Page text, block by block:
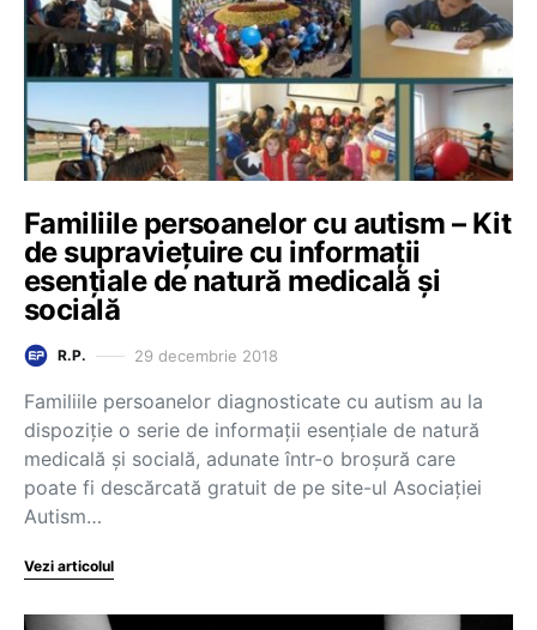
Familiile persoanelor cu autism – Kit
de supraviețuire cu informații
esențiale de natură medicală și
socială
R.P. 29 decembrie 2018
Familiile persoanelor diagnosticate cu autism au la
dispoziție o serie de informații esențiale de natură
medicală și socială, adunate într-o broșură care
poate fi descărcată gratuit de pe site-ul Asociației
Autism…
Vezi articolul